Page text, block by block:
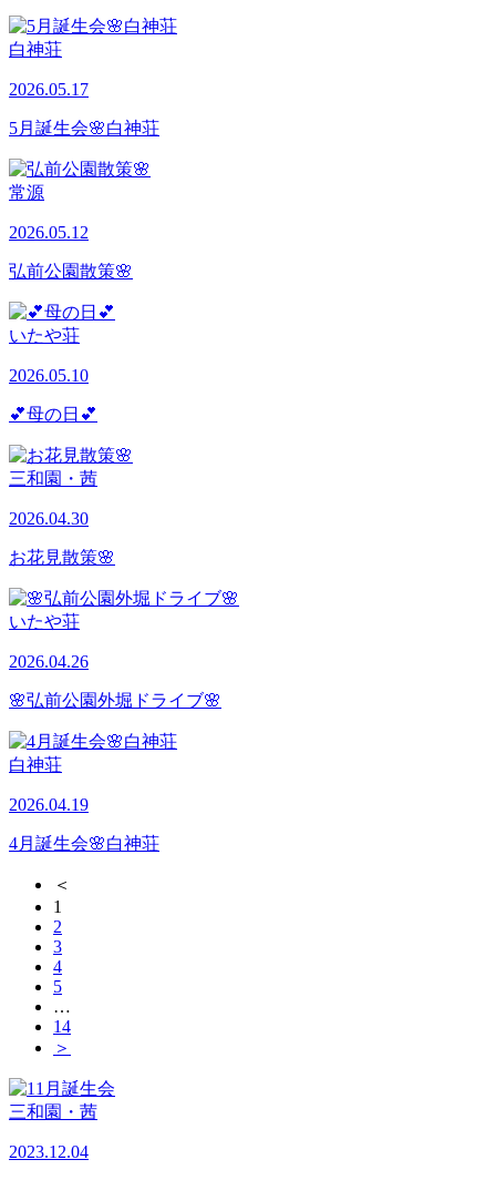
白神荘
2026.05.17
5月誕生会🌸白神荘
常源
2026.05.12
弘前公園散策🌸
いたや荘
2026.05.10
💕母の日💕
三和園・茜
2026.04.30
お花見散策🌸
いたや荘
2026.04.26
🌸弘前公園外堀ドライブ🌸
白神荘
2026.04.19
4月誕生会🌸白神荘
＜
1
2
3
4
5
…
14
＞
三和園・茜
2023.12.04